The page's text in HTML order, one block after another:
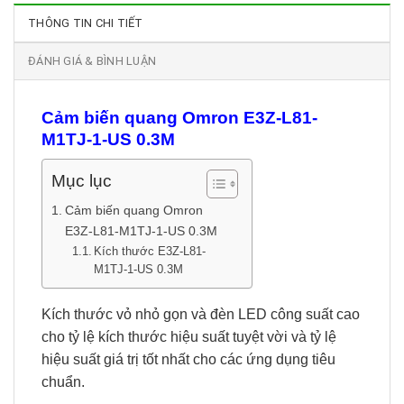
THÔNG TIN CHI TIẾT
ĐÁNH GIÁ & BÌNH LUẬN
Cảm biến quang Omron E3Z-L81-
M1TJ-1-US 0.3M
Mục lục
Cảm biến quang Omron
E3Z-L81-M1TJ-1-US 0.3M
Kích thước E3Z-L81-
M1TJ-1-US 0.3M
Kích thước vỏ nhỏ gọn và đèn LED công suất cao
cho tỷ lệ kích thước hiệu suất tuyệt vời và tỷ lệ
hiệu suất giá trị tốt nhất cho các ứng dụng tiêu
chuẩn.